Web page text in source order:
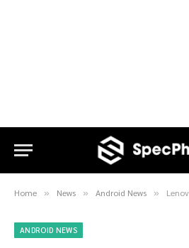
Home » News » Android News » Lenovo Vibe
ANDROID NEWS